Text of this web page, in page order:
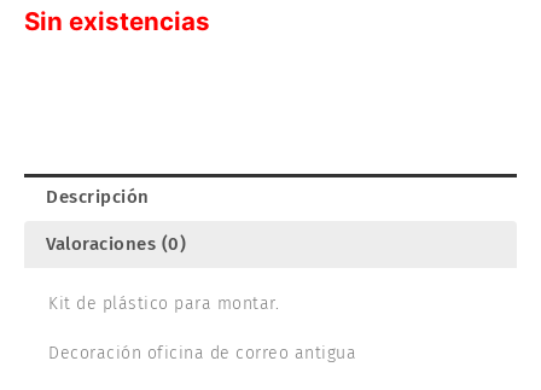
Sin existencias
Descripción
Valoraciones (0)
Kit de plástico para montar.
Decoración oficina de correo antigua